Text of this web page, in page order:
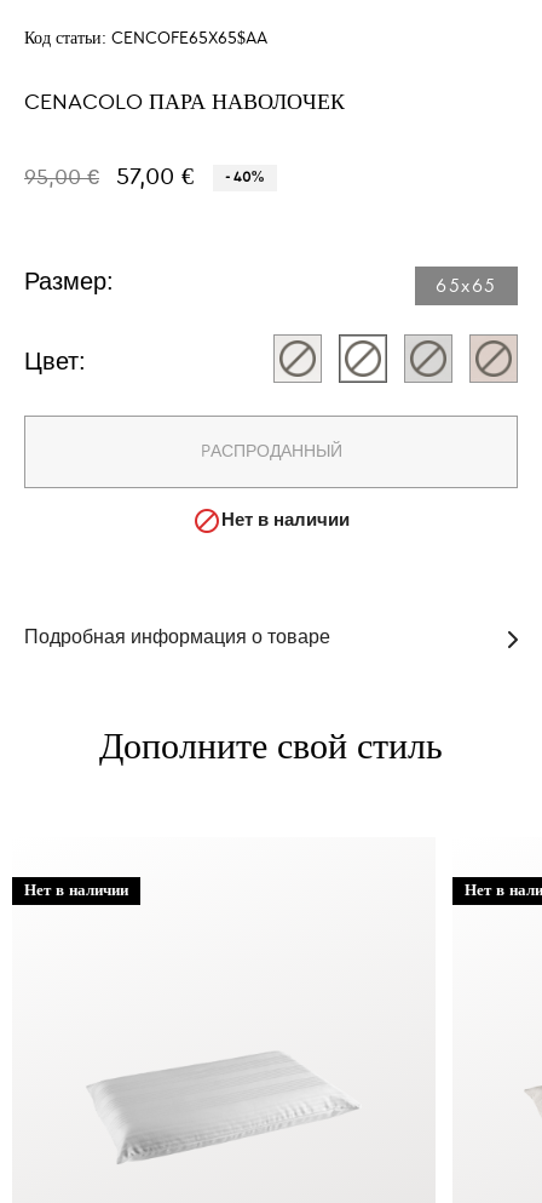
Код статьи: CENCOFE65X65$AA
CENACOLO ПАРА НАВОЛОЧЕК
95,00 € 57,00 € - 40%
Размер: 65x65​
Цвет:
PАСПРОДАННЫЙ
 Нет в наличии
Подробная информация о товаре
Дополните свой стиль
Нет в наличии Нет в